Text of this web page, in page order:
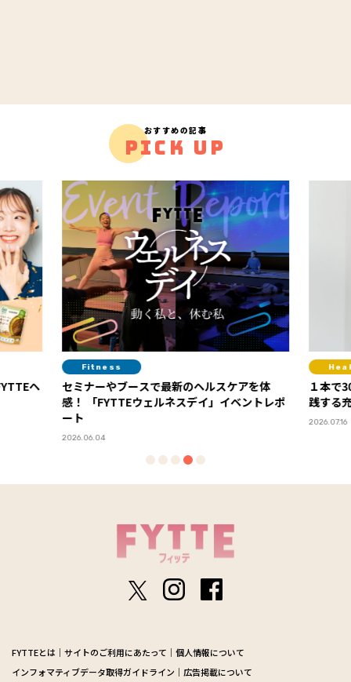
おすすめの記事
PICK UP
ヘ
Fitness
セミナーやブースで最新のヘルスケアを体
感！ 「FYTTEウェルネスデイ」イベントレポ
ート
2026.06.04
１本で
践する
2026.07.16
FYTTEとは サイトのご利用にあたって
個人情報について
インフォマティブデータ取得ガイドライン
広告掲載について